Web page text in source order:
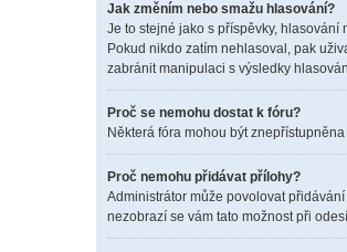
Jak změním nebo smažu hlasování?
Je to stejné jako s příspěvky,
Pokud nikdo zatím nehlasoval, pak
zabránit manipulaci s výsledky
Proč se nemohu dostat k fóru?
Některá fóra mohou být
Proč nemohu přidávat přílohy?
Administrátor může povolovat
nezobrazí se vám tato možnost při